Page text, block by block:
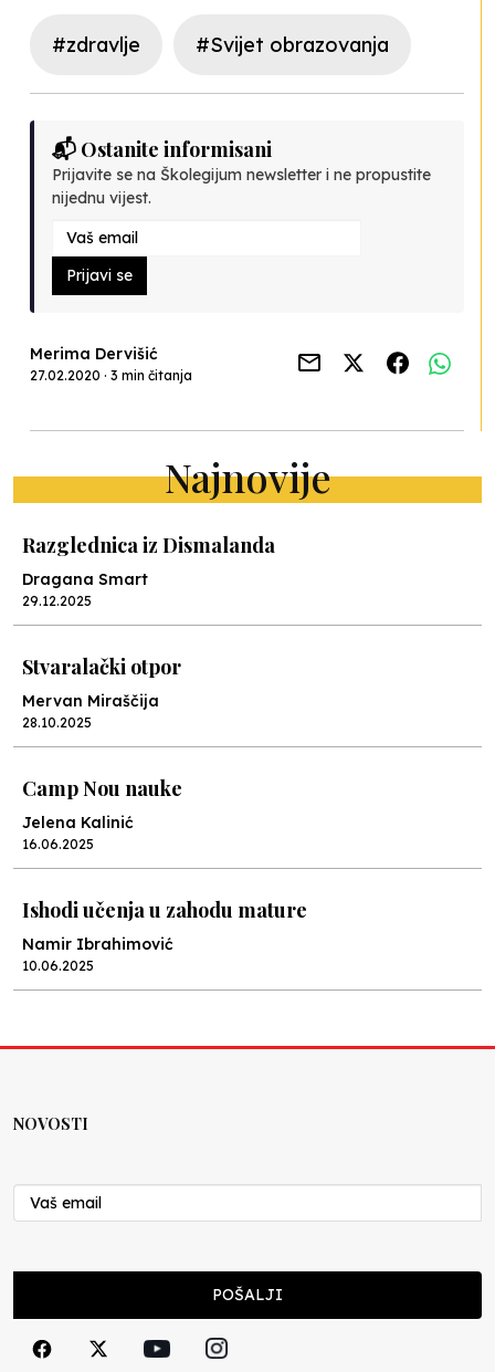
#zdravlje #Svijet obrazovanja
📬 Ostanite informisani
Prijavite se na Školegijum newsletter i ne propustite
nijednu vijest.
Prijavi se
Merima Dervišić
27.02.2020 · 3 min čitanja
Najnovije
Razglednica iz Dismalanda
Dragana Smart
29.12.2025
Stvaralački otpor
Mervan Miraščija
28.10.2025
Camp Nou nauke
Jelena Kalinić
16.06.2025
Ishodi učenja u zahodu mature
Namir Ibrahimović
10.06.2025
Nenad Veličković
29.10.2024
Cuke i djeca
NOVOSTI
POŠALJI